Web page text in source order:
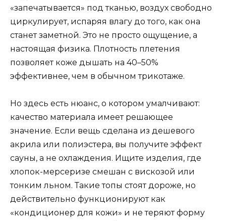
«запечатывается» под тканью, воздух свободно
циркулирует, испаряя влагу до того, как она
станет заметной. Это не просто ощущение, а
настоящая физика. Плотность плетения
позволяет коже дышать на 40–50%
эффективнее, чем в обычном трикотаже.
Но здесь есть нюанс, о котором умалчивают:
качество материала имеет решающее
значение. Если вещь сделана из дешевого
акрила или полиэстера, вы получите эффект
сауны, а не охлаждения. Ищите изделия, где
хлопок-мерсеризе смешан с вискозой или
тонким льном. Такие топы стоят дороже, но
действительно функционируют как
«кондиционер для кожи» и не теряют форму